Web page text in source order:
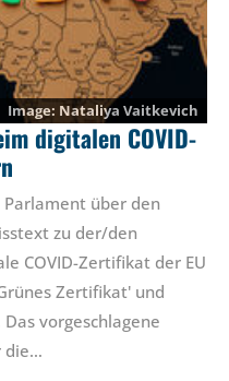
Nataliya Vaitkevich
digitalen COVID-
über den
zu der/den
COVID-Zertifikat der EU
Zertifikat' und
vorgeschlagene
die…